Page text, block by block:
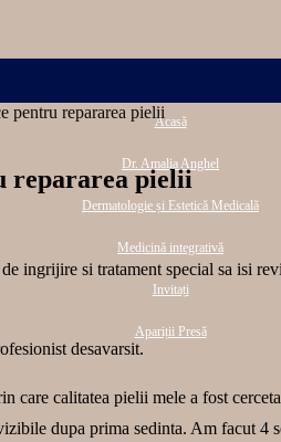
Acasă
Dr. Amalia Anghel
Dermatologie și Estetică Medicală
Medicină integrativă
Invitați
Apariții Presă
pentru repararea pielii
repararea pielii
ingrijire si tratament special sa isi
desavarsit.
care calitatea pielii mele a fost
dupa prima sedinta. Am facut 4